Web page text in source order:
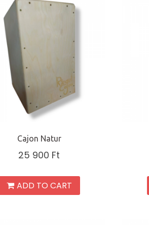
Cajon Natur
25 900 Ft
ADD TO CART